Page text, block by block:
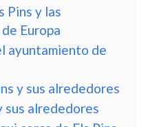
Pins y las
Europa
ayuntamiento de
y sus alrededores
sus alrededores